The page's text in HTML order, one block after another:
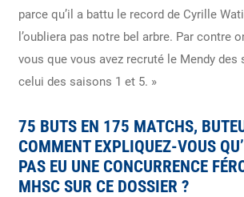
parce qu’il a battu le record de Cyrille
l’oubliera pas notre bel arbre. Par contre
vous que vous avez recruté le Mendy des
celui des saisons 1 et 5. »
75 BUTS EN 175 MATCHS,
COMMENT EXPLIQUEZ-VOUS
PAS EU UNE CONCURRENCE
MHSC SUR CE DOSSIER ?